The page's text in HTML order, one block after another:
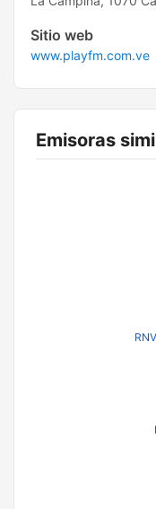
Sitio web
www.playfm.com.ve
Emisoras